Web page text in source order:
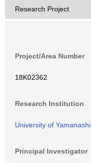
Research Project
Project/Area Number
18K02362
Research Institution
University of Yamanashi
Principal Investigator